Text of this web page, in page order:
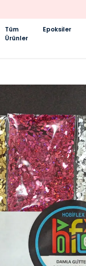
Tüm
Ürünler
Epoksiler